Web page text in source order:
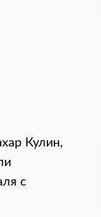
Кулин,
с